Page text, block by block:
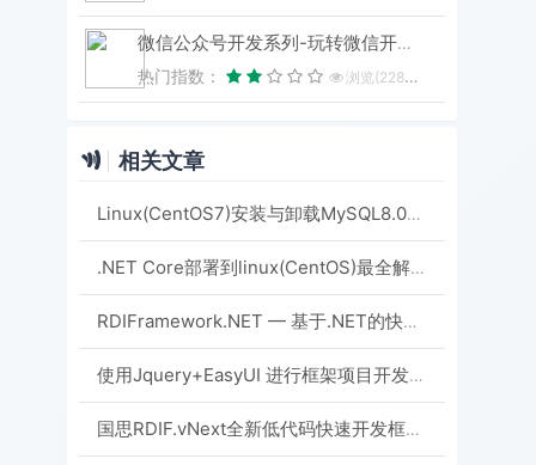
微信公众号开发系列-玩转微信开发-目录汇总
热门指数：
浏览(22833)
相关文章
Linux(CentOS7)安装与卸载MySQL8.0图文详解
.NET Core部署到linux(CentOS)最全解决方案，入魔篇(使用Docker+Jenkins实现持续集成、自动化部署)
RDIFramework.NET — 基于.NET的快速信息化系统开发框架 — 系列目录
使用Jquery+EasyUI 进行框架项目开发案例讲解之五--模块（菜单）管理源码分享
国思RDIF.vNext全新低代码快速开发框架平台发布